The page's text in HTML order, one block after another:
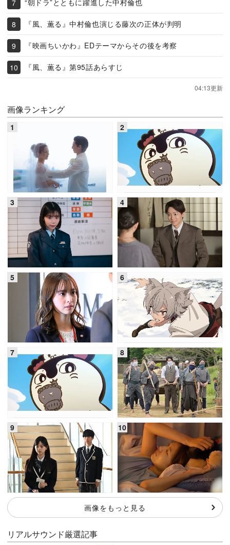
“朝ドラ”とともに躍進した中村倫也
『風、薫る』中村倫也演じる藤次の正体が判明
『映画ちいかわ』EDテーマからその後を考察
『風、薫る』第95話あらすじ
04:13更新
画像ランキング
画像をもっと見る
リアルサウンド厳選記事